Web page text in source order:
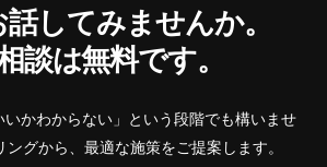
してみませんか。
談は無料です。
いかわからない」という段階でも構いませ
ングから、最適な施策をご提案します。